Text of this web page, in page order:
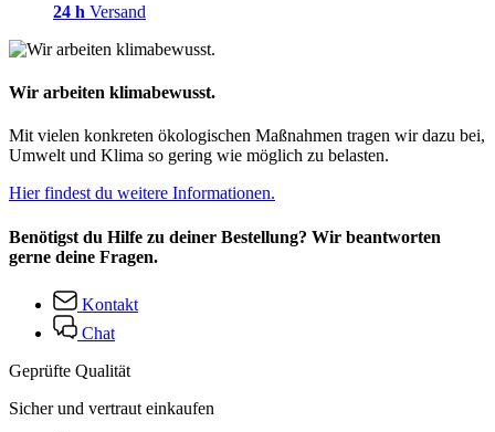
24 h Versand
Wir arbeiten klimabewusst.
Mit vielen konkreten ökologischen Maßnahmen tragen wir dazu bei,
Umwelt und Klima so gering wie möglich zu belasten.
Hier findest du weitere Informationen.
Benötigst du Hilfe zu deiner Bestellung? Wir beantworten
gerne deine Fragen.
Kontakt
Chat
Geprüfte Qualität
Sicher und vertraut einkaufen